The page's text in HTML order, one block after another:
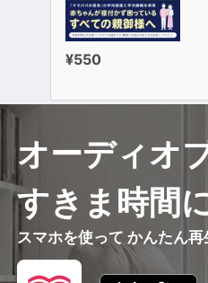
¥550
オーディオ
すきま時間
スマホを使って かんたん